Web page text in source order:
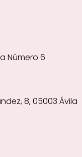
Número 6
8, 05003 Ávila